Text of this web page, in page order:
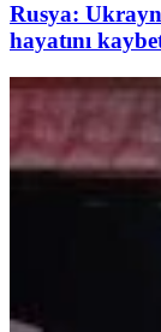
Rusya:
hayatını